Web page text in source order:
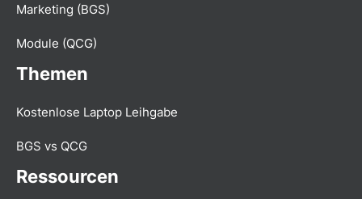
Marketing (BGS)
Module (QCG)
Themen
Kostenlose Laptop Leihgabe
BGS vs QCG
Ressourcen